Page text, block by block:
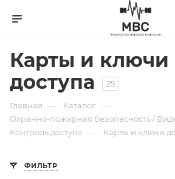
Карты и ключи
доступа
25
Главная — Каталог —
Охранно-пожарная безопасность /
Контроль доступа — Карты и ключи
ФИЛЬТР